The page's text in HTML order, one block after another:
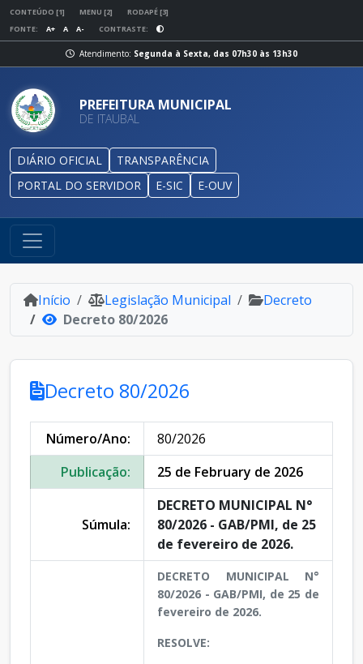
CONTEÚDO [1] MENU [2]
RODAPÉ [3]
FONTE:
A+ A A- CONTRASTE:
Atendimento: Segunda à Sexta, das 07h30 às 13h30
PREFEITURA MUNICIPAL
DE ITAUBAL
DIÁRIO OFICIAL
TRANSPARÊNCIA
PORTAL DO SERVIDOR
E-SIC E-OUV
Início Legislação Municipal
Decreto
Decreto 80/2026
Decreto 80/2026
Número/Ano:
80/2026
Publicação:
25 de February de 2026
Súmula:
DECRETO MUNICIPAL N°
80/2026 - GAB/PMI, de 25
de fevereiro de 2026.
DECRETO MUNICIPAL N°
80/2026 - GAB/PMI, de 25 de
fevereiro de 2026.
RESOLVE: